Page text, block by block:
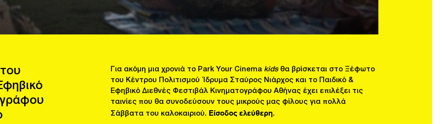
Για ακόμη μια χρονιά το Park Your Cinema kidsθα βρίσκεται στο Ξέφωτο
του Κέντρου Πολιτισμού Ίδρυμα Σταύρος Νιάρχος και το Παιδικό &
Εφηβικό Διεθνές Φεστιβάλ Κινηματογράφου Αθήνας έχει επιλέξει τις
ταινίες που θα συνοδεύσουν τους μικρούς μας φίλους για πολλά
Σάββατα του καλοκαιριού. Είσοδος ελεύθερη.